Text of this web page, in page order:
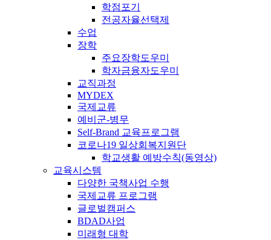
학점포기
전공자율선택제
수업
장학
주요장학도우미
학자금융자도우미
교직과정
MYDEX
국제교류
예비군-병무
Self-Brand 교육프로그램
코로나19 일상회복지원단
학교생활 예방수칙(동영상)
교육시스템
다양한 국책사업 수행
국제교류 프로그램
글로벌캠퍼스
BDAD사업
미래형 대학